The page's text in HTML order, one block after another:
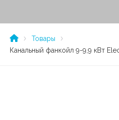
Товары
Канальный фанкойл 9-9,9 кВт